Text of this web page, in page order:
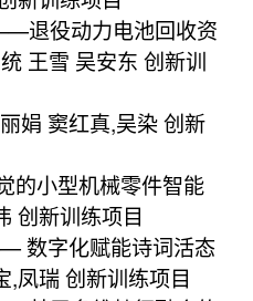
退役动力电池回收资
王雪 吴安东 创新训
娟 窦红真,吴染 创新
的小型机械零件智能
创新训练项目
数字化赋能诗词活态
,凤瑞 创新训练项目